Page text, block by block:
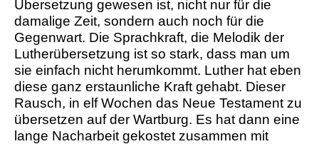
Übersetzung gewesen ist, nicht nur für die
damalige Zeit, sondern auch noch für die
Gegenwart. Die Sprachkraft, die Melodik der
Lutherübersetzung ist so stark, dass man um
sie einfach nicht herumkommt. Luther hat eben
diese ganz erstaunliche Kraft gehabt. Dieser
Rausch, in elf Wochen das Neue Testament zu
übersetzen auf der Wartburg. Es hat dann eine
lange Nacharbeit gekostet zusammen mit